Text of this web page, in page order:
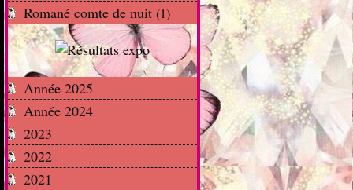
Romané comte de nuit (1)
Année 2025
Année 2024
2023
2022
2021